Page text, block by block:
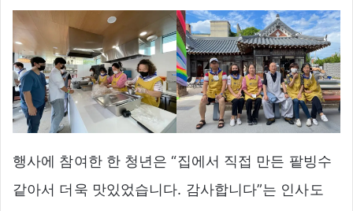
행사에 참여한 한 청년은 “집에서 직접 만든 팥빙수
같아서 더욱 맛있었습니다. 감사합니다”는 인사도